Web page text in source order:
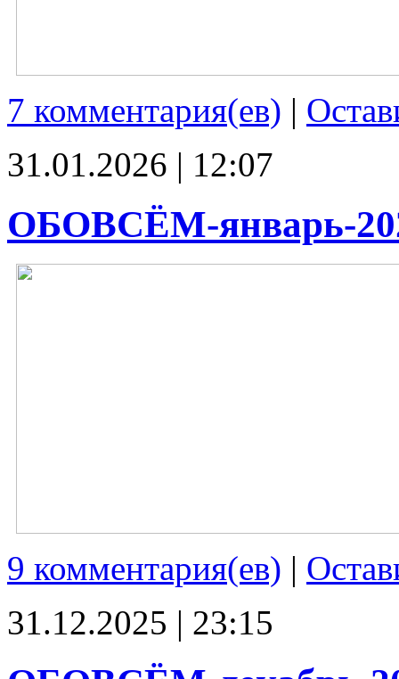
7 комментария(ев) |
31.01.2026 | 12:07
ОБОВСЁМ-январь-
9 комментария(ев) |
31.12.2025 | 23:15